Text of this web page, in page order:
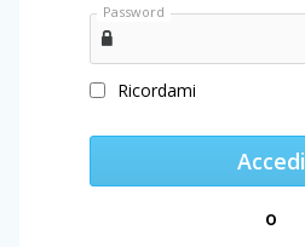
Password
Ricordami
Accedi
o